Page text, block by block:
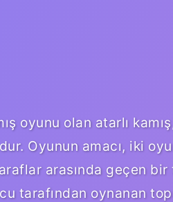
oyunu olan atarlı
Oyunun amacı, iki
arasında geçen
tarafından oynanan